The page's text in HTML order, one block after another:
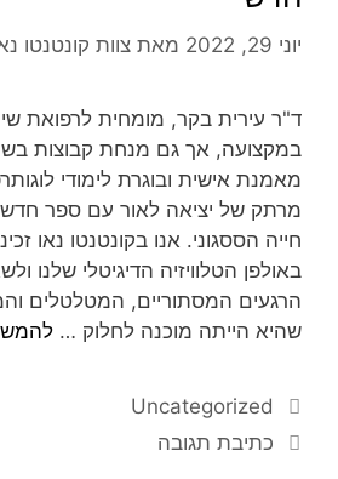
יוני 29, 2022 מאת צוות קונטנטו
ד"ר עירית בקר, מומחית לרפואת
במקצועה, אך גם מנחת קבוצות
מאמנת אישית ובוגרת לימודי
מרתק של יציאה לאור עם ספר
חייה הססגוני. אנו בקונטנטו נאו
באולפן הטלוויזיה הדיגיטלי שלנו
הרגעים המסתוריים, המטלטלים
שהיא הייתה מוכנה לחלוק …
Uncategorized
כתיבת תגובה